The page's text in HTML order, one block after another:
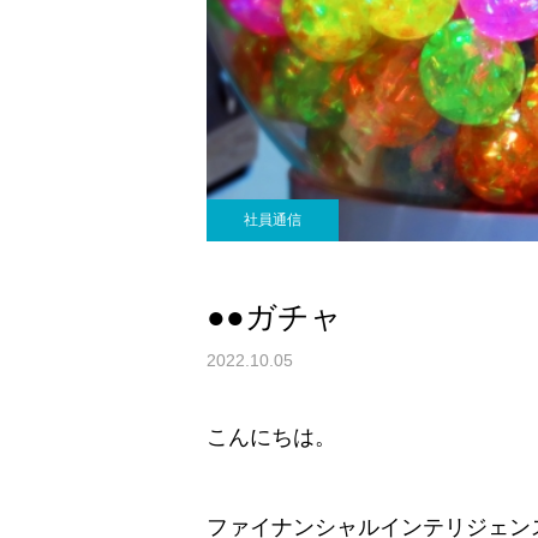
社員通信
●●ガチャ
2022.10.05
こんにちは。
ファイナンシャルインテリジェン